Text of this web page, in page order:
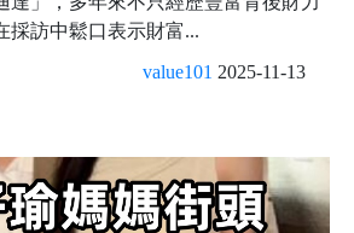
採訪中鬆口表示財富...
value101 2025-11-13